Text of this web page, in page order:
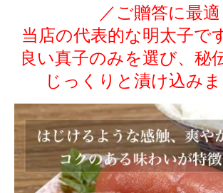
／ご贈答に最適
当店の代表的な明太子で
良い真子のみを選び、秘
じっくりと漬け込みま